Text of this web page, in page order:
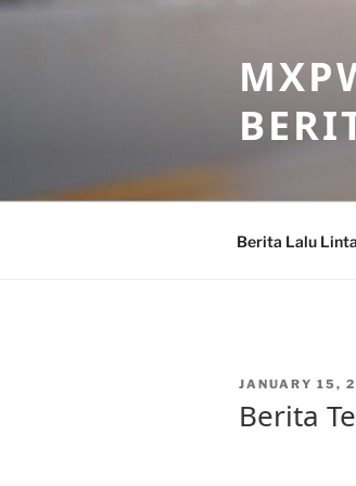
Skip
Berita Lalu
POSTED
JANUARY 15,
Berita